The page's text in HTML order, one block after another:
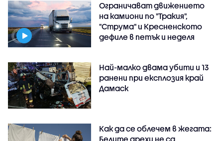
Ограничават движението
на камиони по "Тракия",
"Струма" и Кресненското
дефиле в петък и неделя
Най-малко двама убити и 13
ранени при експлозия край
Дамаск
Как да се облечем в жегата: